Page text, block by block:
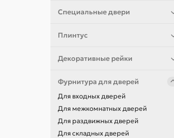
Специальные двери
Плинтус
Декоративные рейки
Фурнитура для дверей
Для входных дверей
Для межкомнатных дверей
Для раздвижных дверей
Для складных дверей